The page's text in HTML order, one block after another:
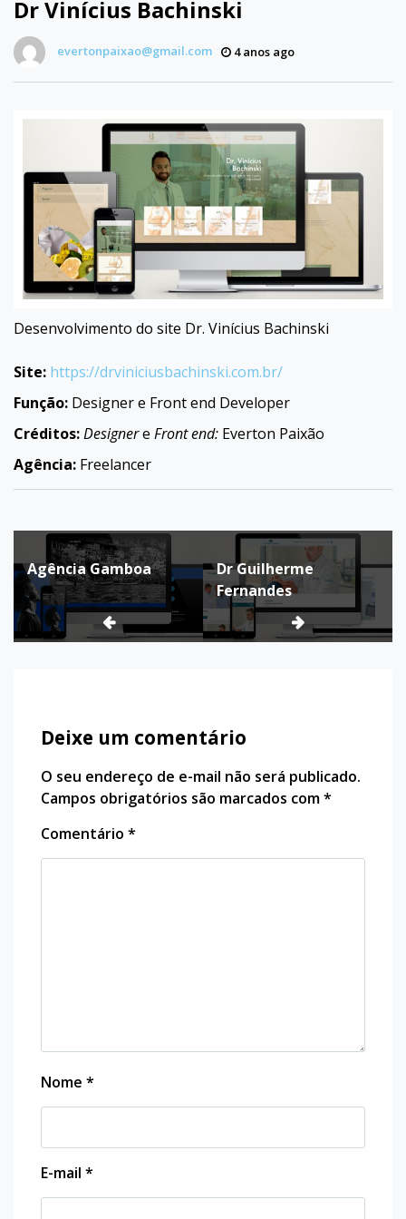
Dr Vinícius Bachinski
evertonpaixao@gmail.com 4 anos ago
Desenvolvimento do site Dr. Vinícius Bachinski
Site: https://drviniciusbachinski.com.br/
Função: Designer e Front end Developer
Créditos:Designere Front end: Everton Paixão
Agência: Freelancer
Navegação
de
Post
Agência Gamboa
Dr Guilherme
Fernandes
Deixe um comentário
O seu endereço de e-mail não será publicado.
Campos obrigatórios são marcados com*
Comentário *
Nome *
E-mail *